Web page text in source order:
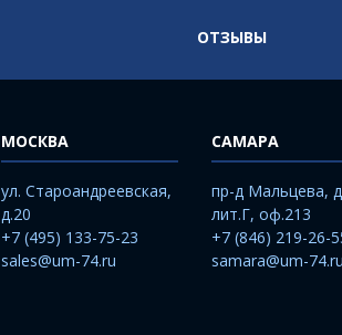
ОТЗЫВЫ
МОСКВА
ул. Староандреевская,
д.20
+7 (495) 133-75-23
sales@um-74.ru
САМАРА
пр-д Мальцева,
лит.Г, оф.213
+7 (846) 219-26-
samara@um-74.ru